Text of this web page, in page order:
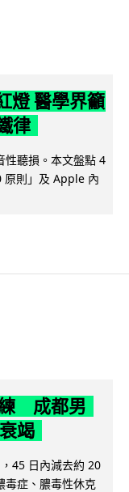
燈 醫學界籲
律
性聽損。本文盤點 4
原則」及 Apple 內
練 成都男
竭
45 日內減去約 20
毒症、膿毒性休克